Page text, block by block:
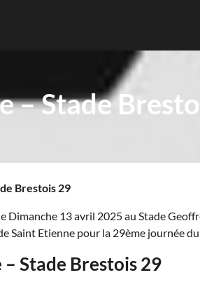
– Stade
Brestois 29
Dimanche 13 avril 2025 au Stade
Saint Etienne pour la 29ème journée
Stade Brestois 29